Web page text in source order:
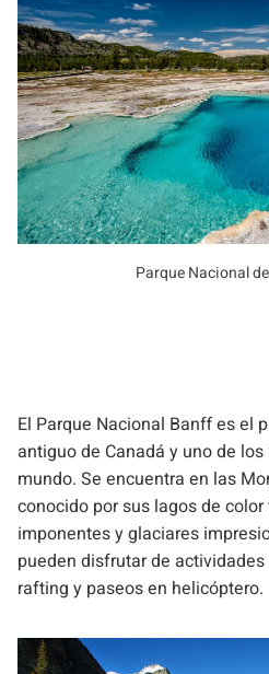
Parque Nacional
El Parque Nacional Banff es el
antiguo de Canadá y uno de
mundo. Se encuentra en las
conocido por sus lagos de
imponentes y glaciares
pueden disfrutar de
rafting y paseos en helicóptero.